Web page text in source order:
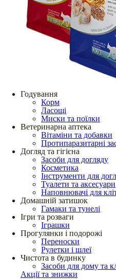
Годування
Корм
Ласощі
Миски та поїлки
Ветеринарна аптека
Вітаміни та добавки
Протипаразитарні
Догляд та гігієна
Засоби для догляду
Косметика
Інструменти для
Туалети та аксесуари
Наповнювачі для
Домашній затишок
Гамаки та тунелі
Ігри та розваги
Іграшки
Прогулянки і подорожі
Переноски
Рулетки і шлеї
Чистота в будинку
Засоби для дому та
Акції та знижки